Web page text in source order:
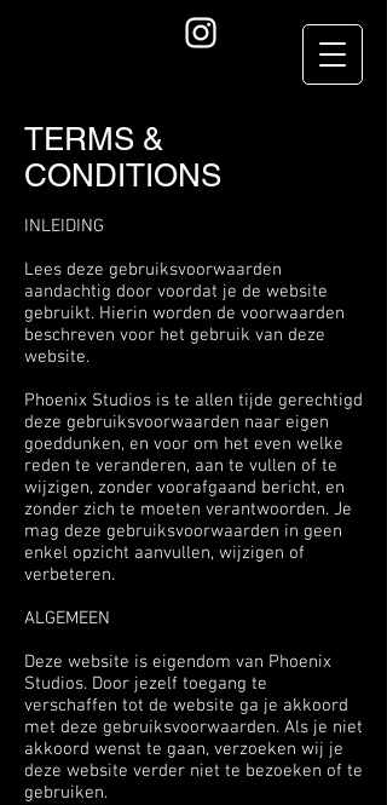
TERMS &
CONDITIONS
INLEIDING
Lees deze gebruiksvoorwaarden
aandachtig door voordat je de website
gebruikt. Hierin worden de voorwaarden
beschreven voor het gebruik van deze
website.
Phoenix Studios is te allen tijde gerechtigd
deze gebruiksvoorwaarden naar eigen
goeddunken, en voor om het even welke
reden te veranderen, aan te vullen of te
wijzigen, zonder voorafgaand bericht, en
zonder zich te moeten verantwoorden. Je
mag deze gebruiksvoorwaarden in geen
enkel opzicht aanvullen, wijzigen of
verbeteren.
ALGEMEEN
Deze website is eigendom van Phoenix
Studios. Door jezelf toegang te
verschaffen tot de website ga je akkoord
met deze gebruiksvoorwaarden. Als je niet
akkoord wenst te gaan, verzoeken wij je
deze website verder niet te bezoeken of te
gebruiken.